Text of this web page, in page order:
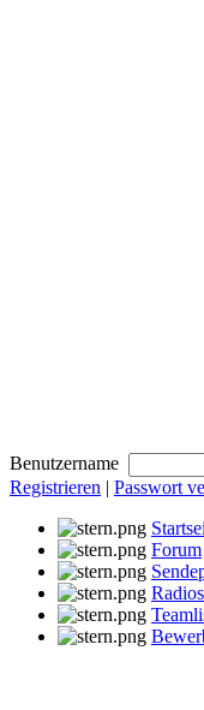
Benutzername
Registrieren | Passwort
Forum